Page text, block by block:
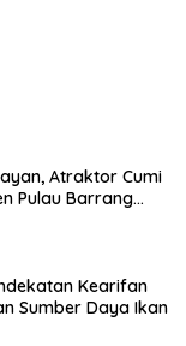
Atraktor Cumi
Pulau Barrang
Kearifan
Sumber Daya Ikan